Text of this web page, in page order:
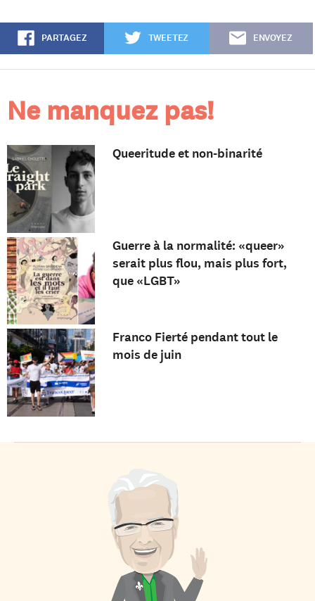
PARTAGEZ TWEETEZ ENVOYEZ
Ne manquez pas!
Queeritude et non-binarité
Guerre à la normalité: «queer»
serait plus flou, mais plus fort,
que «LGBT»
Franco Fierté pendant tout le
mois de juin